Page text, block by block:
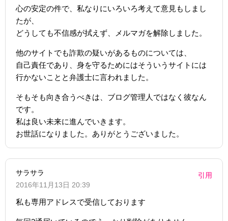
心の安定の件で、私なりにいろいろ考えて意見もしまし
たが、
どうしても不信感が拭えず、メルマガを解除しました。
他のサイトでも詐欺の疑いがあるものについては、
自己責任であり、身を守るためにはそういうサイトには
行かないことと弁護士に言われました。
そもそも向き合うべきは、ブログ管理人ではなく彼なん
です。
私は良い未来に進んでいきます。
お世話になりました。ありがとうございました。
サラサラ
2016年11月13日 20:39
引用
私も専用アドレスで受信しております